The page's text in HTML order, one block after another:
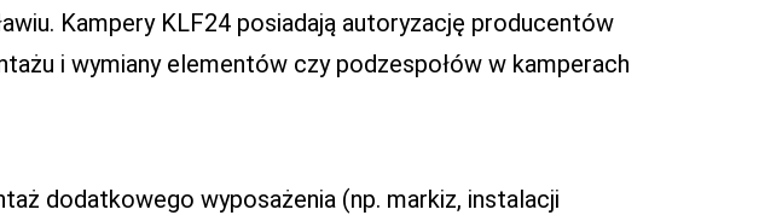
Kampery KLF24 posiadają autoryzację producentów
i wymiany elementów czy podzespołów w kamperach
dodatkowego wyposażenia (np. markiz, instalacji